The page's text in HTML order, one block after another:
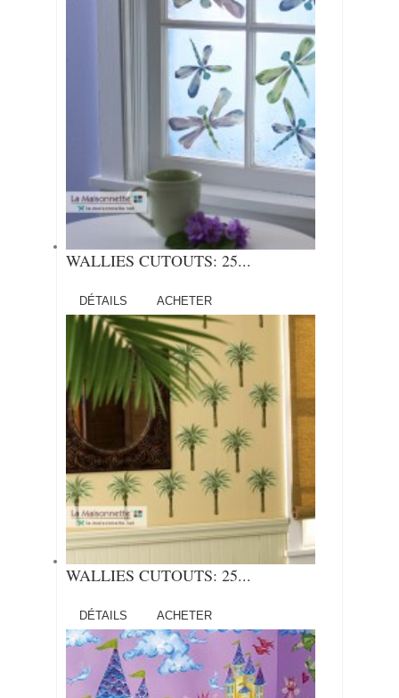
WALLIES CUTOUTS: 25...
DÉTAILS ACHETER
WALLIES CUTOUTS: 25...
DÉTAILS ACHETER